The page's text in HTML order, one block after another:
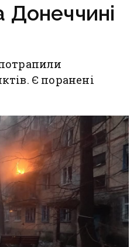
Донеччині
Є поранені